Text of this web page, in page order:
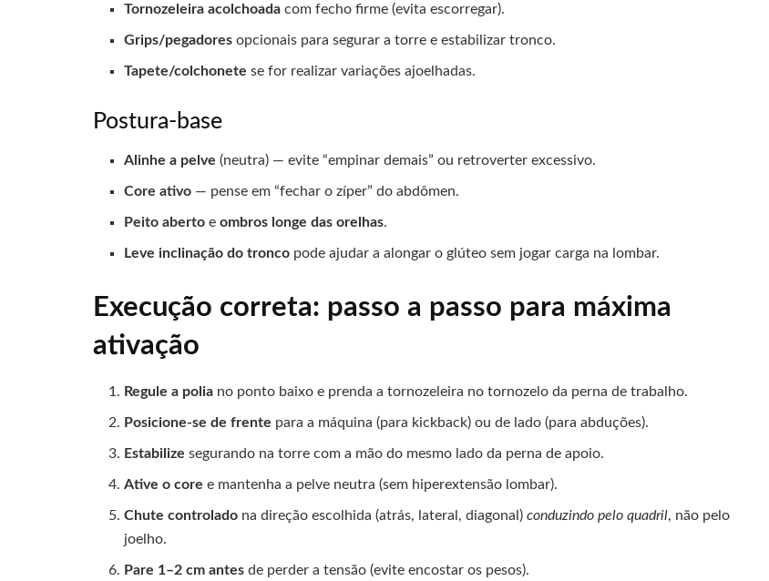
Tornozeleira acolchoada com fecho firme (evita escorregar).
Grips/pegadores opcionais para segurar a torre e estabilizar tronco.
Tapete/colchonete se for realizar variações ajoelhadas.
Postura-base
Alinhe a pelve (neutra) — evite “empinar demais” ou retroverter excessivo.
Core ativo — pense em “fechar o zíper” do abdômen.
Peito aberto eombros longe das orelhas.
Leve inclinação do tronco pode ajudar a alongar o glúteo sem jogar carga na lombar.
Execução correta: passo a passo para máxima
ativação
Regule a polia no ponto baixo e prenda a tornozeleira no tornozelo da perna de trabalho.
Posicione-se de frente para a máquina (para kickback) ou de lado (para abduções).
Estabilize segurando na torre com a mão do mesmo lado da perna de apoio.
Ative o core e mantenha a pelve neutra (sem hiperextensão lombar).
Chute controlado na direção escolhida (atrás, lateral, diagonal)conduzindo pelo quadril, não pelo
joelho.
Pare 1–2 cm antes de perder a tensão (evite encostar os pesos).